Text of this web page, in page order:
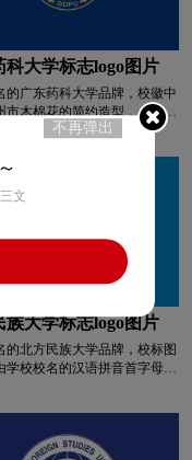
计
活用纸logo设计
成城，追求不止，推动广西民
安校园。外环上方“广西民族
沫若先生的手迹，下方是“广
学”的英文大写。
科大学标志logo图片
的广东药科大学品牌，校徽中
市木棉花的简约造型，一目了
了广东药科大学的地理位置，
大学在南中国的地位。花形上
征，传达了广东药科大学的文
族大学标志logo图片
的北方民族大学品牌，校标图
学校校名的汉语拼音首字母
弧为学校英文全称。字母“B”
不再弹出
文